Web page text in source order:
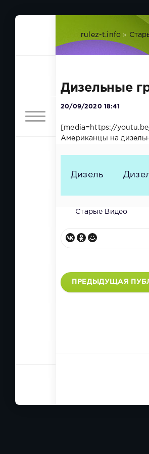
rulez-t.info »
Дизельные
20/09/2020 18:41
[media=https://
Американцы на
Дизель
Старые Видео
ПРЕДЫДУЩАЯ